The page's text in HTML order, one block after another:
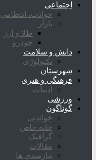
اجتماعی
حوادث، انتظامی
بازار
طلا و ارز
خودرو
دانش و سلامت
تکنولوژی
شهرستان
فرهنگی و هنری
ادبیات
ورزشی
گوناگون
خواندنی
خانه خاص
گرافیک
مقالات
نیازمندی ها